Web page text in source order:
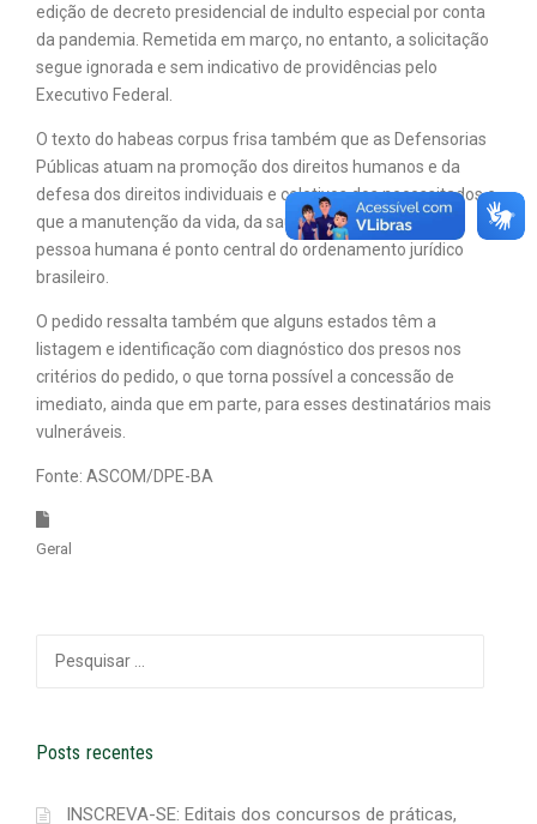
edição de decreto presidencial de indulto especial por conta
da pandemia. Remetida em março, no entanto, a solicitação
segue ignorada e sem indicativo de providências pelo
Executivo Federal.
O texto do habeas corpus frisa também que as Defensorias
Públicas atuam na promoção dos direitos humanos e da
defesa dos direitos individuais e coletivos dos necessitados e
que a manutenção da vida, da saúde e da dignidade da
pessoa humana é ponto central do ordenamento jurídico
brasileiro.
O pedido ressalta também que alguns estados têm a
listagem e identificação com diagnóstico dos presos nos
critérios do pedido, o que torna possível a concessão de
imediato, ainda que em parte, para esses destinatários mais
vulneráveis.
Fonte: ASCOM/DPE-BA
Geral
por:
Posts recentes
INSCREVA-SE: Editais dos concursos de práticas,